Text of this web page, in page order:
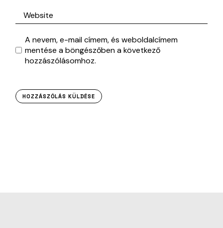
A nevem, e-mail címem, és weboldalcímem
mentése a böngészőben a következő
hozzászólásomhoz.
HOZZÁSZÓLÁS KÜLDÉSE